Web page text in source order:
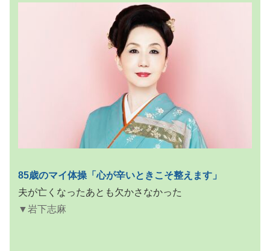
85歳のマイ体操「心が辛いときこそ整えます」
夫が亡くなったあとも欠かさなかった
▼岩下志麻